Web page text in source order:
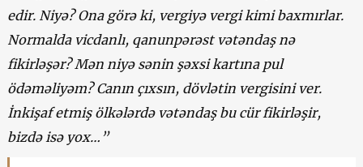
edir. Niyə? Ona görə ki, vergiyə vergi kimi baxmırlar.
Normalda vicdanlı, qanunpərəst vətəndaş nə
fikirləşər? Mən niyə sənin şəxsi kartına pul
ödəməliyəm? Canın çıxsın, dövlətin vergisini ver.
İnkişaf etmiş ölkələrdə vətəndaş bu cür fikirləşir,
bizdə isə yox…”